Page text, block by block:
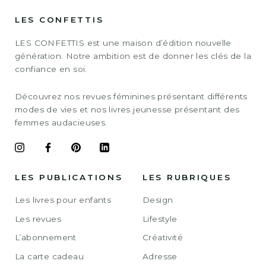
LES CONFETTIS
LES CONFETTIS est une maison d’édition nouvelle
génération. Notre ambition est de donner les clés de la
confiance en soi.
Découvrez nos revues féminines présentant différents
modes de vies et nos livres jeunesse présentant des
femmes audacieuses.
LES PUBLICATIONS
Les livres pour enfants
Les revues
L’abonnement
La carte cadeau
LES RUBRIQUES
Design
Lifestyle
Créativité
Adresse